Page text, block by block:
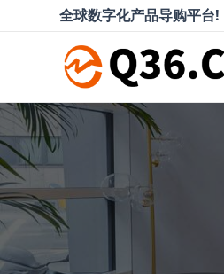
全球数字化产品导购平台!